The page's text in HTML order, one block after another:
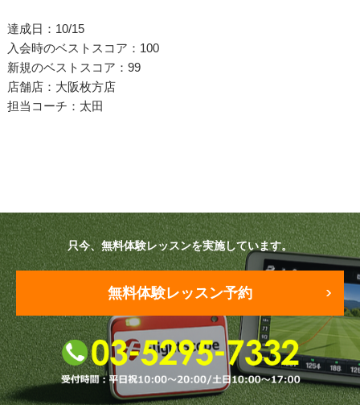
法人向けプラン
プラン・料金
中部（静岡・愛知）
受講生の声
よくある質問
達成日：10/15
入会時のベストスコア：100
新規のベストスコア：99
店舗店：大阪枚方店
担当コーチ：太田
只今、無料体験レッスンを実施しています。
無料体験レッスン予約